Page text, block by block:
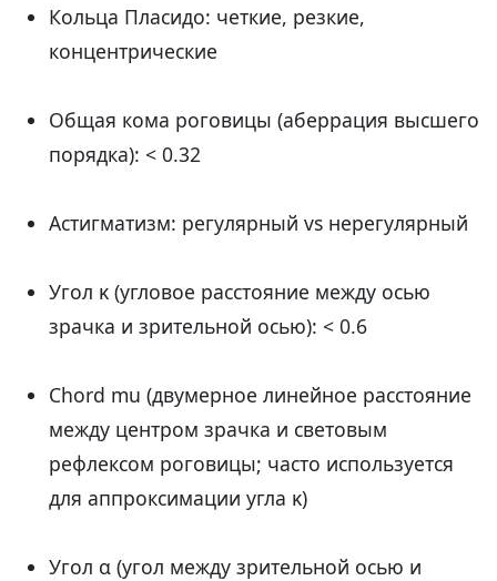
Кольца Пласидо: четкие, резкие,
концентрические
Общая кома роговицы (аберрация высшего
порядка): < 0.32
Астигматизм: регулярный vs нерегулярный
Угол κ (угловое расстояние между осью
зрачка и зрительной осью): < 0.6
Chord mu (двумерное линейное расстояние
между центром зрачка и световым
рефлексом роговицы; часто используется
для аппроксимации угла κ)
Угол α (угол между зрительной осью и